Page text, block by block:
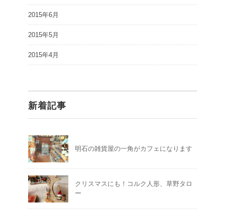
2015年6月
2015年5月
2015年4月
新着記事
明石の雑貨屋の一角がカフェになります
クリスマスにも！コルク人形、草野タロ
ー